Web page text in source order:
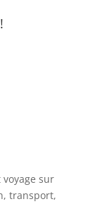
sur
transport,